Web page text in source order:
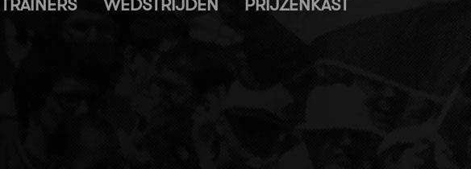
TRAINERS WEDSTRIJDEN PRIJZENKAST